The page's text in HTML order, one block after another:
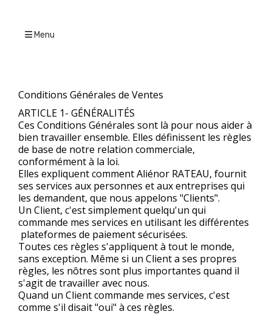
Menu
Conditions Générales de Ventes
ARTICLE 1- GÉNÉRALITÉS
Ces Conditions Générales sont là pour nous aider à
bien travailler ensemble. Elles définissent les règles
de base de notre relation commerciale,
conformément à la loi.
Elles expliquent comment Aliénor RATEAU, fournit
ses services aux personnes et aux entreprises qui
les demandent, que nous appelons "Clients".
Un Client, c'est simplement quelqu'un qui
commande mes services en utilisant les différentes
plateformes de paiement sécurisées.
Toutes ces règles s'appliquent à tout le monde,
sans exception. Même si un Client a ses propres
règles, les nôtres sont plus importantes quand il
s'agit de travailler avec nous.
Quand un Client commande mes services, c'est
comme s'il disait "oui" à ces règles.